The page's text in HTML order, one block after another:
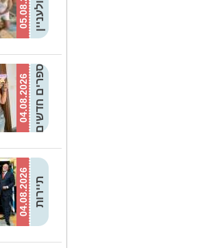
04.08.2026ספרים חדשים
04.08.2026 תיירות